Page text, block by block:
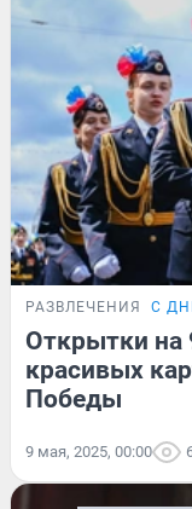
РАЗВЛЕЧЕНИЯ С
Открытки на
красивых
Победы
9 мая, 2025, 00:00